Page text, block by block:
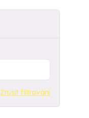
Zrušit filtrování